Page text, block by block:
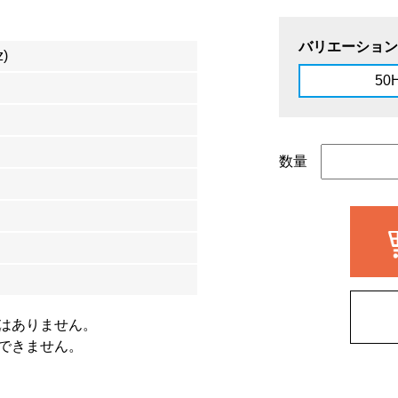
りません。
きません。
バリエーショ
数量